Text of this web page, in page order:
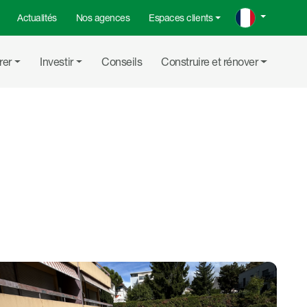
Actualités Nos agences Espaces clients
Investir Conseils Construire et rénover